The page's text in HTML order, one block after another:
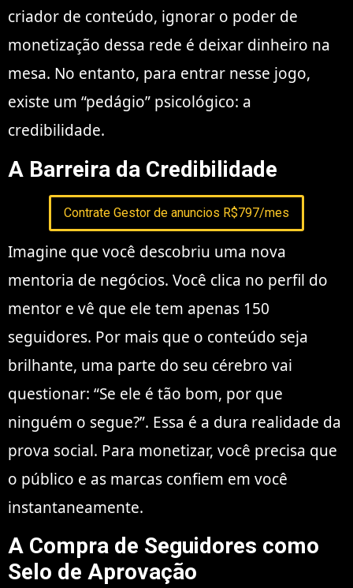
criador de conteúdo, ignorar o poder de
monetização dessa rede é deixar dinheiro na
mesa. No entanto, para entrar nesse jogo,
existe um “pedágio” psicológico: a
credibilidade.
A Barreira da Credibilidade
Contrate Gestor de anuncios R$797/mes
Imagine que você descobriu uma nova
mentoria de negócios. Você clica no perfil do
mentor e vê que ele tem apenas 150
seguidores. Por mais que o conteúdo seja
brilhante, uma parte do seu cérebro vai
questionar: “Se ele é tão bom, por que
ninguém o segue?”. Essa é a dura realidade da
prova social. Para monetizar, você precisa que
o público e as marcas confiem em você
instantaneamente.
A Compra de Seguidores como
Selo de Aprovação